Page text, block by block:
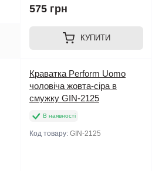
575 грн
КУПИТИ
Краватка Perform Uomo
чоловіча жовта-сіра в
смужку GIN-2125
В наявності
Код товару: GIN-2125